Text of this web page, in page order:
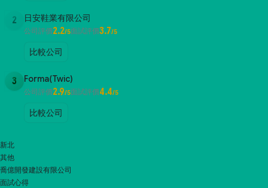
2 日安鞋業有限公司
公司評價2.2/5面試評價3.7/5
比較公司
3 Forma(Twic)
公司評價2.9/5面試評價4.4/5
比較公司
新北
其他
喬億開發建設有限公司
面試心得